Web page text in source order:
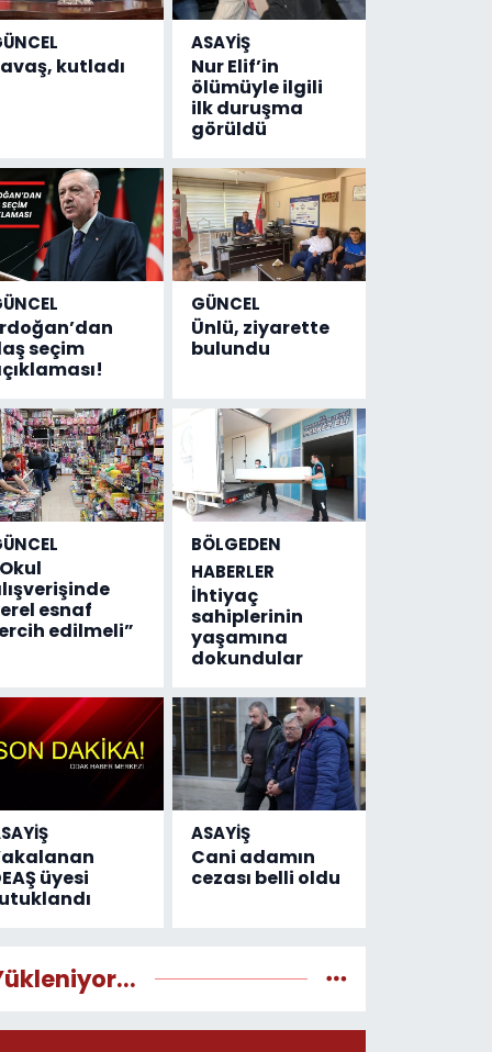
kutladı
ASAYİŞ
Nur Elif’in
ölümüyle ilgili
ilk duruşma
görüldü
seçim
GÜNCEL
Ünlü, ziyarette
bulundu
esnaf
edilmeli”
BÖLGEDEN
HABERLER
İhtiyaç
sahiplerinin
yaşamına
dokundular
üyesi
ASAYİŞ
Cani adamın
cezası belli oldu